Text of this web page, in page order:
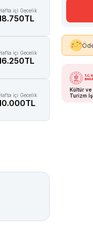
içi Gecelik
içi Gecelik
içi Gecelik
Kültür ve
Turizm